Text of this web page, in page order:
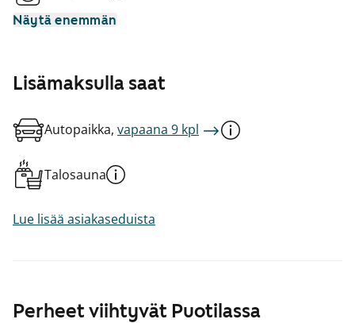
Perheet viihtyvät Puotilassa
Näytä enemmän
Lisämaksulla saat
Autopaikka, vapaana 9 kpl
Talosauna
Lue lisää asiakaseduista